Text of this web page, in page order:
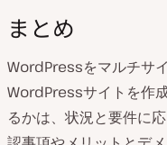
まとめ
WordPressをマルチサ
WordPressサイトを作
るかは、状況と要件に